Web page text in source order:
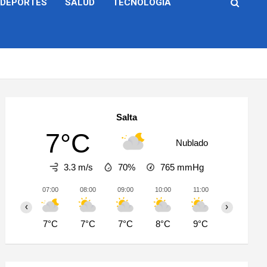
DEPORTES SALUD TECNOLOGÍA
Salta
7°C Nublado
3.3 m/s 70% 765 mmHg
07:00
7°C
08:00
7°C
09:00
7°C
10:00
8°C
11:00
9°C
‹ ›